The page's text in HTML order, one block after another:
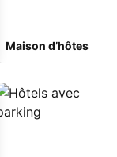
Maison d’hôtes